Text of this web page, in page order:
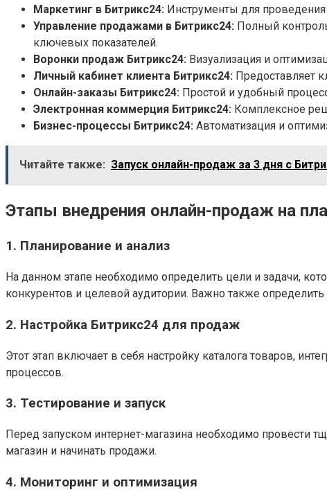
Маркетинг в Битрикс24: Инструменты для
Управление продажами в Битрикс24: Полный
ключевых показателей.
Воронки продаж Битрикс24: Визуализация и
Личный кабинет клиента Битрикс24: Предоставляет
Онлайн-заказы Битрикс24: Простой и удобный
Электронная коммерция Битрикс24: Комплексное
Бизнес-процессы Битрикс24: Автоматизация и
Читайте также: Запуск онлайн-продаж за 3 дня с
Этапы внедрения онлайн-продаж на
1. Планирование и анализ
На данном этапе необходимо определить цели и задачи,
конкурентов и целевой аудитории. Важно также
2. Настройка Битрикс24 для продаж
Этот этап включает в себя настройку каталога товаров,
процессов.
3. Тестирование и запуск
Перед запуском интернет-магазина необходимо провести
магазин и начинать продажи.
4. Мониторинг и оптимизация